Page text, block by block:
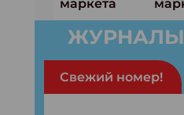
ЖУРНАЛЫ
Свежий номер!